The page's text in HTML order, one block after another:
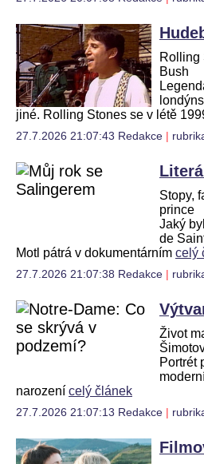
Rolling
Bush
jiné. Rolling Stones se v létě
27.7.2026 21:07:43 Redakce
Stopy,
prince
Jaký
de
Motl pátrá v dokumentárním celý
27.7.2026 21:07:38 Redakce
Život
Portrét
narození celý článek
27.7.2026 21:07:13 Redakce